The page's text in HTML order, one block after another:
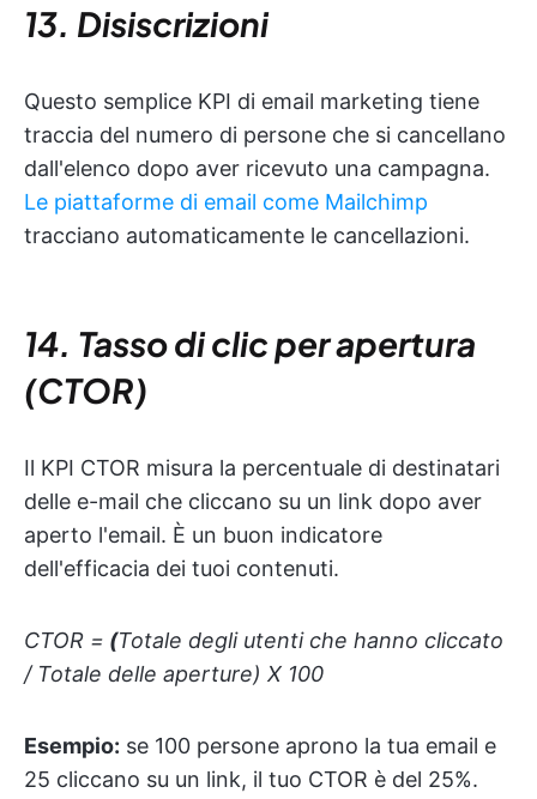
13. Disiscrizioni
Questo semplice KPI di email marketing tiene
traccia del numero di persone che si cancellano
dall'elenco dopo aver ricevuto una campagna.
Le piattaforme di email come Mailchimp
tracciano automaticamente le cancellazioni.
14. Tasso di clic per apertura
(CTOR)
Il KPI CTOR misura la percentuale di destinatari
delle e-mail che cliccano su un link dopo aver
aperto l'email. È un buon indicatore
dell'efficacia dei tuoi contenuti.
CTOR = (Totale degli utenti che hanno cliccato
/ Totale delle aperture) X 100
Esempio: se 100 persone aprono la tua email e
25 cliccano su un link, il tuo CTOR è del 25%.